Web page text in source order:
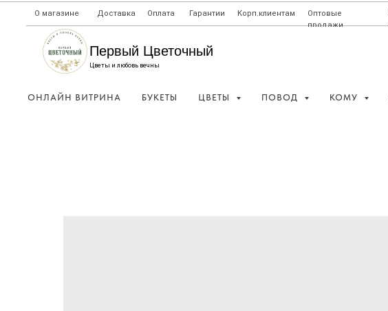
О магазине Доставка Оплата Гарантии Корп.клиентам
Оптовые
продажи
Первый Цветочный
Цветы и любовь вечны
ОНЛАЙН ВИТРИНА БУКЕТЫ ЦВЕТЫ ПОВОД КОМУ